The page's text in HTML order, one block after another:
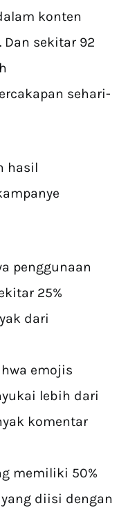
konten
sekitar 92
sehari-
hasil
penggunaan
25%
dari
emojis
lebih dari
komentar
memiliki 50%
diisi dengan